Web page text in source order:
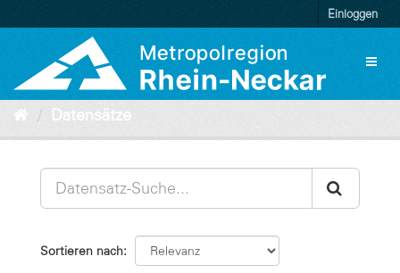
zum
Einloggen
Datensätze
Sortieren nach